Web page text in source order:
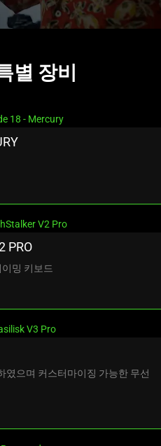
별 장비
PRO
밍 키 보드
였으며 커스터마이징 가능한 무선